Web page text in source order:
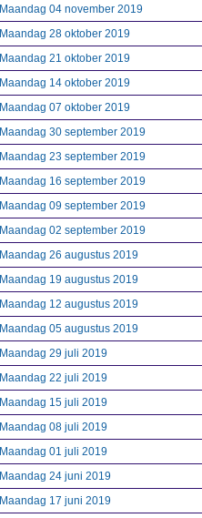
Maandag 04 november 2019
Maandag 28 oktober 2019
Maandag 21 oktober 2019
Maandag 14 oktober 2019
Maandag 07 oktober 2019
Maandag 30 september 2019
Maandag 23 september 2019
Maandag 16 september 2019
Maandag 09 september 2019
Maandag 02 september 2019
Maandag 26 augustus 2019
Maandag 19 augustus 2019
Maandag 12 augustus 2019
Maandag 05 augustus 2019
Maandag 29 juli 2019
Maandag 22 juli 2019
Maandag 15 juli 2019
Maandag 08 juli 2019
Maandag 01 juli 2019
Maandag 24 juni 2019
Maandag 17 juni 2019